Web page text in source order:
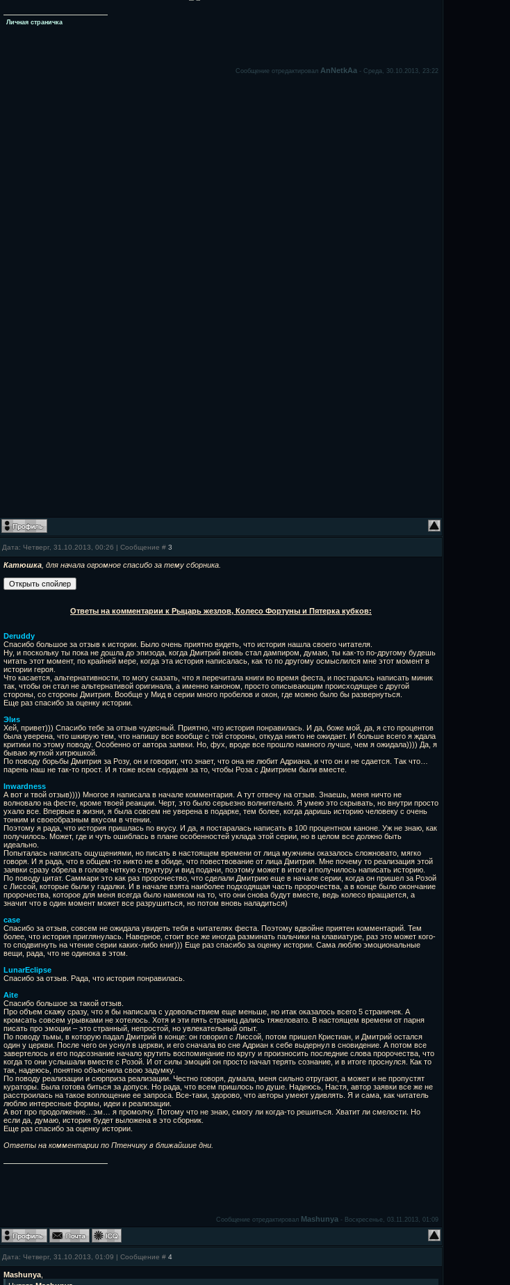
Личная страничка
Сообщение отредактировал AnNetkAa - Среда, 30.10.2013, 23:22
Дата: Четверг, 31.10.2013, 00:26 | Сообщение # 3
Катюшка , для начала огромное спасибо за тему сборника.
Ответы на комментарии к Рыцарь жезлов, Колесо Фортуны и Пятерка кубков:
Deruddy
Спасибо большое за отзыв к истории. Было очень приятно видеть, что история нашла своего читателя.
Ну, и поскольку ты пока не дошла до эпизода, когда Дмитрий вновь стал дампиром, думаю, ты как-то по-другому будешь
читать этот момент, по крайней мере, когда эта история написалась, как то по другому осмыслился мне этот момент в
истории героя.
Что касается, альтернативности, то могу сказать, что я перечитала книги во время феста, и постаралсь написать миник
так, чтобы он стал не альтернативой оригинала, а именно каноном, просто описывающим происходящее с другой
стороны, со стороны Дмитрия. Вообще у Мид в серии много пробелов и окон, где можно было бы развернуться.
Еще раз спасибо за оценку истории.
Эlиs
Хей, привет))) Спасибо тебе за отзыв чудесный. Приятно, что история понравилась. И да, боже мой, да, я сто процентов
была уверена, что шкирую тем, что напишу все вообще с той стороны, откуда никто не ожидает. И больше всего я ждала
критики по этому поводу. Особенно от автора заявки. Но, фух, вроде все прошло намного лучше, чем я ожидала)))) Да, я
бываю жуткой хитрюшкой.
По поводу борьбы Дмитрия за Розу, он и говорит, что знает, что она не любит Адриана, и что он и не сдается. Так что…
парень наш не так-то прост. И я тоже всем сердцем за то, чтобы Роза с Дмитрием были вместе.
Inwardness
А вот и твой отзыв)))) Многое я написала в начале комментария. А тут отвечу на отзыв. Знаешь, меня ничто не
волновало на фесте, кроме твоей реакции. Черт, это было серьезно волнительно. Я умею это скрывать, но внутри просто
ухало все. Впервые в жизни, я была совсем не уверена в подарке, тем более, когда даришь историю человеку с очень
тонким и своеобразным вкусом в чтении.
Поэтому я рада, что история пришлась по вкусу. И да, я постаралась написать в 100 процентном каноне. Уж не знаю, как
получилось. Может, где и чуть ошиблась в плане особенностей уклада этой серии, но в целом все должно быть
идеально.
Попыталась написать ощущениями, но писать в настоящем времени от лица мужчины оказалось сложновато, мягко
говоря. И я рада, что в общем-то никто не в обиде, что повествование от лица Дмитрия. Мне почему то реализация этой
заявки сразу обрела в голове четкую структуру и вид подачи, поэтому может в итоге и получилось написать историю.
По поводу цитат. Саммари это как раз пророчество, что сделали Дмитрию еще в начале серии, когда он пришел за Розой
с Лиссой, которые были у гадалки. И в начале взята наиболее подходящая часть пророчества, а в конце было окончание
пророчества, которое для меня всегда было намеком на то, что они снова будут вместе, ведь колесо вращается, а
значит что в один момент может все разрушиться, но потом вновь наладиться)
case
Спасибо за отзыв, совсем не ожидала увидеть тебя в читателях феста. Поэтому вдвойне приятен комментарий. Тем
более, что история приглянулась. Наверное, стоит все же иногда разминать пальчики на клавиатуре, раз это может кого-
то сподвигнуть на чтение серии каких-либо книг))) Еще раз спасибо за оценку истории. Сама люблю эмоциональные
вещи, рада, что не одинока в этом.
LunarEclipse
Спасибо за отзыв. Рада, что история понравилась.
Aite
Спасибо большое за такой отзыв.
Про объем скажу сразу, что я бы написала с удовольствием еще меньше, но итак оказалось всего 5 страничек. А
кромсать совсем урывками не хотелось. Хотя и эти пять страниц дались тяжеловато. В настоящем времени от парня
писать про эмоции – это странный, непростой, но увлекательный опыт.
По поводу тьмы, в которую падал Дмитрий в конце: он говорил с Лиссой, потом пришел Кристиан, и Дмитрий остался
один у церкви. После чего он уснул в церкви, и его сначала во сне Адриан к себе выдернул в сновидение. А потом все
завертелось и его подсознание начало крутить воспоминание по кругу и произносить последние слова пророчества, что
когда то они услышали вместе с Розой. И от силы эмоций он просто начал терять сознание, и в итоге проснулся. Как то
так, надеюсь, понятно объяснила свою задумку.
По поводу реализации и сюрприза реализации. Честно говоря, думала, меня сильно отругают, а может и не пропустят
кураторы. Была готова биться за допуск. Но рада, что всем пришлось по душе. Надеюсь, Настя, автор заявки все же не
расстроилась на такое воплощение ее запроса. Все-таки, здорово, что авторы умеют удивлять. Я и сама, как читатель
люблю интересные формы, идеи и реализации.
А вот про продолжение…эм… я промолчу. Потому что не знаю, смогу ли когда-то решиться. Хватит ли смелости. Но
если да, думаю, история будет выложена в это сборник.
Еще раз спасибо за оценку истории.
Ответы на комментарии по Птенчику в ближайшие дни.
Сообщение отредактировал Mashunya - Воскресенье, 03.11.2013, 01:09
Дата: Четверг, 31.10.2013, 01:09 | Сообщение # 4
Mashunya